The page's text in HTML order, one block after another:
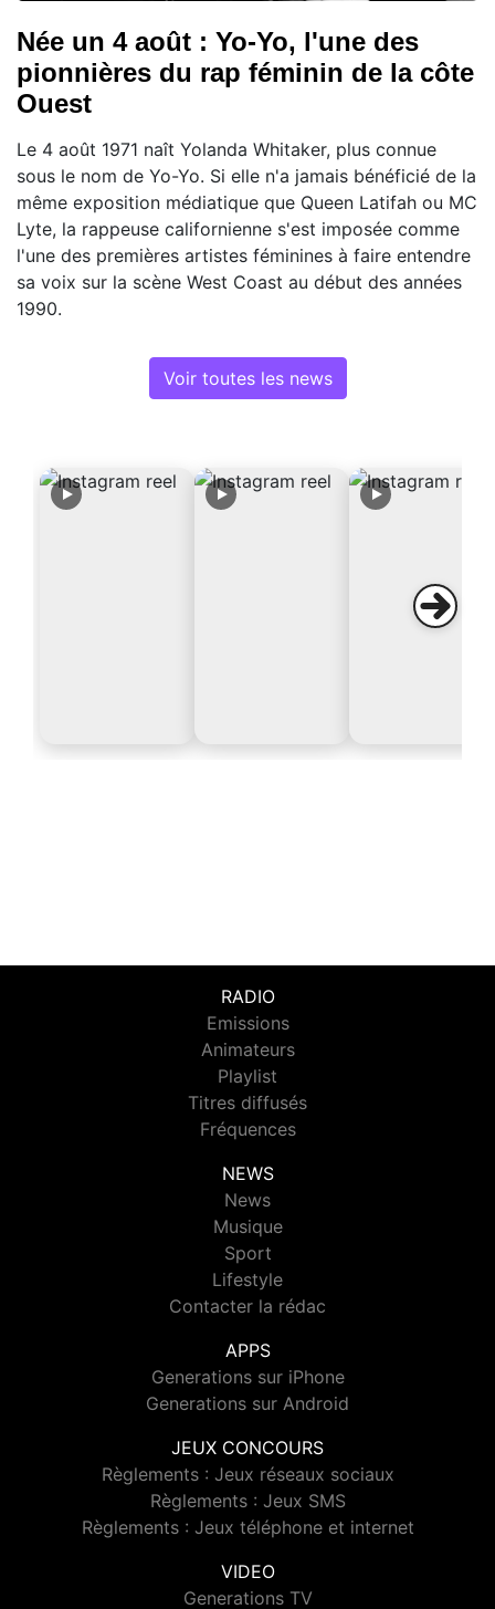
Née un 4 août : Yo-Yo, l'une des
pionnières du rap féminin de la côte
Ouest
Le 4 août 1971 naît Yolanda Whitaker, plus connue
sous le nom de Yo-Yo. Si elle n'a jamais bénéficié de la
même exposition médiatique que Queen Latifah ou MC
Lyte, la rappeuse californienne s'est imposée comme
l'une des premières artistes féminines à faire entendre
sa voix sur la scène West Coast au début des années
1990.
Voir toutes les news
RADIO
Emissions
Animateurs
Playlist
Titres diffusés
Fréquences
NEWS
News
Musique
Sport
Lifestyle
Contacter la rédac
APPS
Generations sur iPhone
Generations sur Android
JEUX CONCOURS
Règlements : Jeux réseaux sociaux
Règlements : Jeux SMS
Règlements : Jeux téléphone et internet
VIDEO
Generations TV